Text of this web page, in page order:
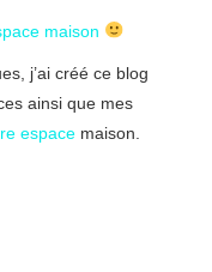
maison
j’ai créé ce blog
ainsi que mes
espace maison.